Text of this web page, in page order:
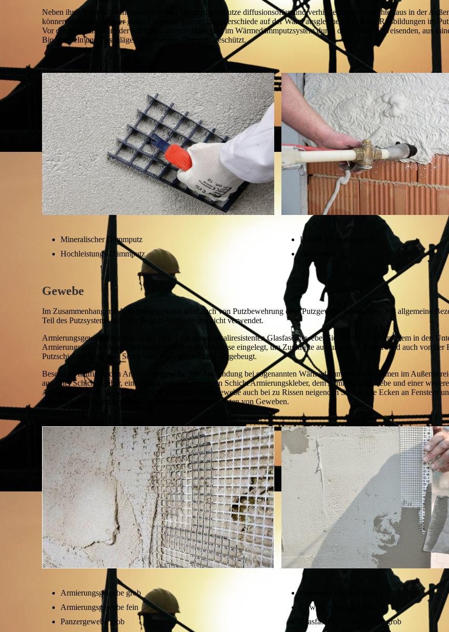
Neben ihrer Wärmedämmeigenschaft sind Wärmedämmputze diffusionsoffen und verhindern damit Feuchtestaus in der
können sie aufgrund ihrer guten Elastizität Temperaturunterschiede auf der Wand ausgleichen und somit Rissbildungen im
Vor der Witterung wird der wärmedämmende Unterputz im Wärmedämmputzsystem durch den Wasser abweisenden, aus
Bindemitteln und Zuschlägen bestehenden Oberputz geschützt.
Mineralischer Dämmputz
Hochleistungs-Dämmputz
Dämm-Vorspritzmörtel
Gewebe
Im Zusammenhang mit Armierungsgewebe wird auch von Putzbewehrung oder Putzgewebe gesprochen. Als allgemeine
Teil des Putzsystems wird der Begriff Armierungsschicht verwendet.
Armierungsgewebe bestehen in der Regel aus einem alkaliresistenten Glasfasergewebe. Sie werden unter anderem in den
Armierungsschicht eingebettet oderin eine Ausgleichsmasse eingelegt, um Zugkräfte aufzunehmen. Dabei wird auch von der
Putzschicht gesprochen. Somit wird einer Rissbildung vorgebeugt.
Besonders häufig finden Armierungsgewebe ihre Anwendung bei sogenannten Wärmedämmverbundsystemen im
aus einer Schicht Kleber, einer Dämmschicht, der ersten Schicht Armierungskleber, dem Armierungsgewebe und einer
Armierungskleber. Darüber hinaus helfen Armierungsgewebe auch bei zu Rissen neigenden Stellen wie Ecken an Fenstern
spezifischem Anwendungsbereich gibt es verschiedene Arten von Geweben.
Armierungsgewebe grob
Armierungsgewebe fein
Panzergewebe grob
Gewebeeckwinkel fein
Glasfaser Armierungspfeil grob